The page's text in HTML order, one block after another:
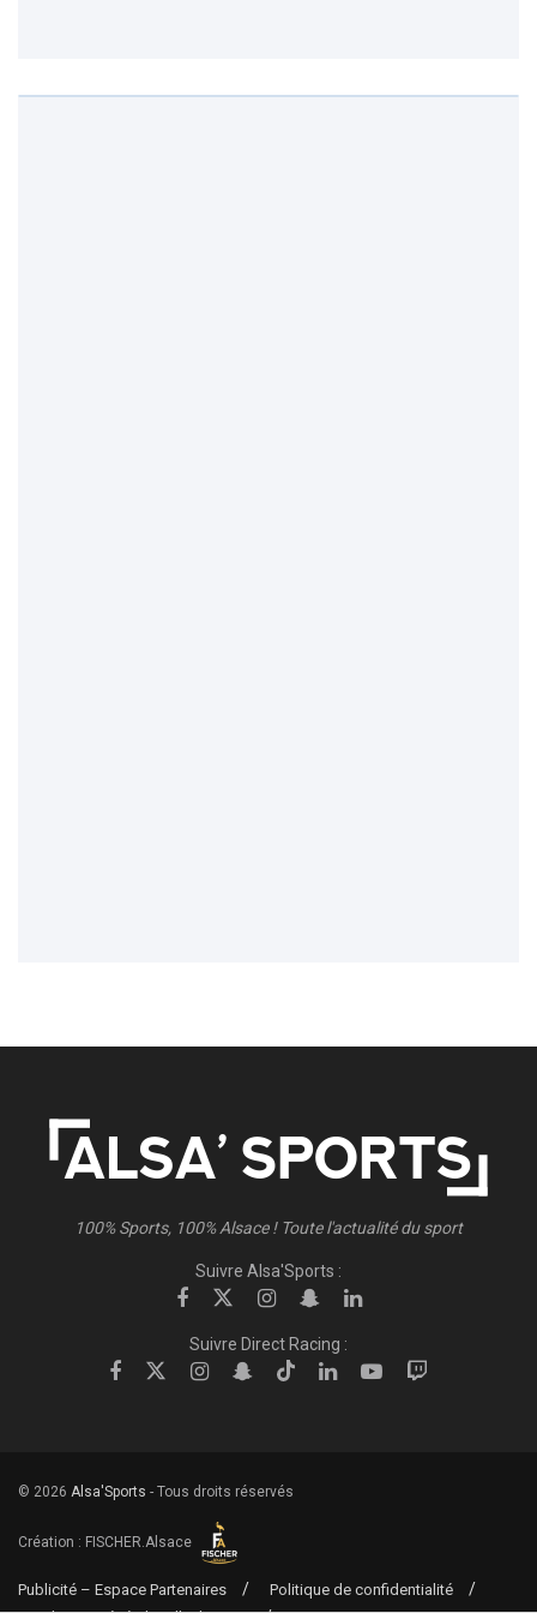
100% Sports, 100% Alsace ! Toute l'actualité du sport
Suivre Alsa'Sports :
Suivre Direct Racing :
© 2026 Alsa'Sports - Tous droits réservés
Création : FISCHER.Alsace
Publicité – Espace Partenaires
Politique de confidentialité